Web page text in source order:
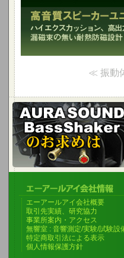
≪ 振動
エーアールアイ会社概要
取引先実績、研究協力
事業所案内・アクセス
無響室 : 音響測定/実験/試験設
特定商取引法による表示
個人情報保護方針